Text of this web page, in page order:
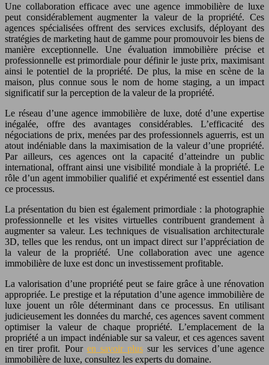
Une collaboration efficace avec une agence immobilière de luxe
peut considérablement augmenter la valeur de la propriété. Ces
agences spécialisées offrent des services exclusifs, déployant des
stratégies de marketing haut de gamme pour promouvoir les biens de
manière exceptionnelle. Une évaluation immobilière précise et
professionnelle est primordiale pour définir le juste prix, maximisant
ainsi le potentiel de la propriété. De plus, la mise en scène de la
maison, plus connue sous le nom de home staging, a un impact
significatif sur la perception de la valeur de la propriété.
Le réseau d’une agence immobilière de luxe, doté d’une expertise
inégalée, offre des avantages considérables. L’efficacité des
négociations de prix, menées par des professionnels aguerris, est un
atout indéniable dans la maximisation de la valeur d’une propriété.
Par ailleurs, ces agences ont la capacité d’atteindre un public
international, offrant ainsi une visibilité mondiale à la propriété. Le
rôle d’un agent immobilier qualifié et expérimenté est essentiel dans
ce processus.
La présentation du bien est également primordiale : la photographie
professionnelle et les visites virtuelles contribuent grandement à
augmenter sa valeur. Les techniques de visualisation architecturale
3D, telles que les rendus, ont un impact direct sur l’appréciation de
la valeur de la propriété. Une collaboration avec une agence
immobilière de luxe est donc un investissement profitable.
La valorisation d’une propriété peut se faire grâce à une rénovation
appropriée. Le prestige et la réputation d’une agence immobilière de
luxe jouent un rôle déterminant dans ce processus. En utilisant
judicieusement les données du marché, ces agences savent comment
optimiser la valeur de chaque propriété. L’emplacement de la
propriété a un impact indéniable sur sa valeur, et ces agences savent
en tirer profit. Pour en savoir plus sur les services d’une agence
immobilière de luxe, consultez les experts du domaine.